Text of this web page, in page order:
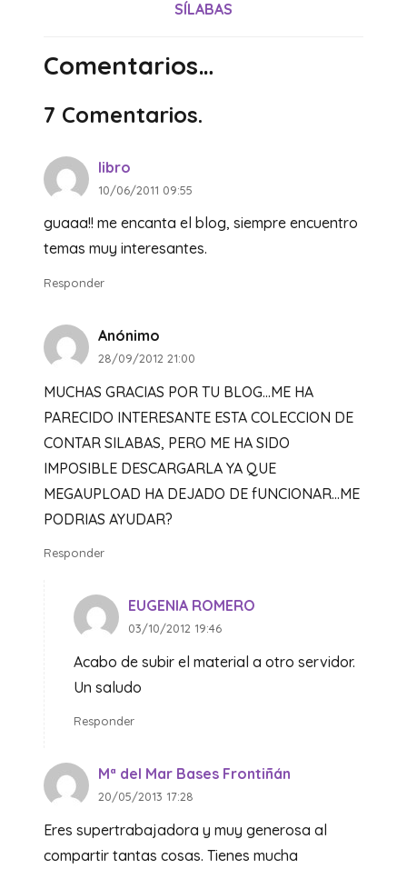
SÍLABAS
Comentarios…
7 Comentarios.
libro
10/06/2011 09:55
guaaa!! me encanta el blog, siempre encuentro
temas muy interesantes.
Responder
Anónimo
28/09/2012 21:00
MUCHAS GRACIAS POR TU BLOG…ME HA
PARECIDO INTERESANTE ESTA COLECCION DE
CONTAR SILABAS, PERO ME HA SIDO
IMPOSIBLE DESCARGARLA YA QUE
MEGAUPLOAD HA DEJADO DE fUNCIONAR…ME
PODRIAS AYUDAR?
Responder
EUGENIA ROMERO
03/10/2012 19:46
Acabo de subir el material a otro servidor.
Un saludo
Responder
Mª del Mar Bases Frontiñán
20/05/2013 17:28
Eres supertrabajadora y muy generosa al
compartir tantas cosas. Tienes mucha